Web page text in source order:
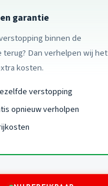
garantie
binnen de
Dan verhelpen wij het
kosten.
verstopping
opnieuw verholpen